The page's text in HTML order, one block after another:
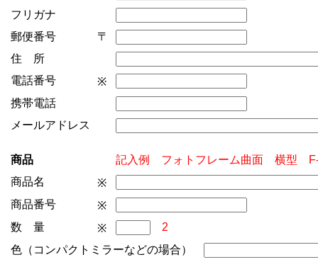
フリガナ
郵便番号
〒
住 所
電話番号
※
携帯電話
メールアドレス
商品
記入例 フォトフレーム曲面 横型
商品名
※
商品番号
※
数 量
※
2
色（コンパクトミラーなどの場合）